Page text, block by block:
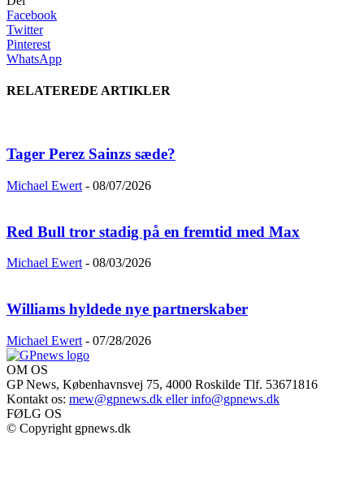
Facebook
Twitter
Pinterest
WhatsApp
RELATEREDE ARTIKLER
Tager Perez Sainzs sæde?
Michael Ewert - 08/07/2026
Red Bull tror stadig på en fremtid med Max
Michael Ewert - 08/03/2026
Williams hyldede nye partnerskaber
Michael Ewert - 07/28/2026
OM OS
GP News, Københavnsvej 75, 4000 Roskilde Tlf. 53671816
Kontakt os: mew@gpnews.dk eller info@gpnews.dk
FØLG OS
© Copyright gpnews.dk